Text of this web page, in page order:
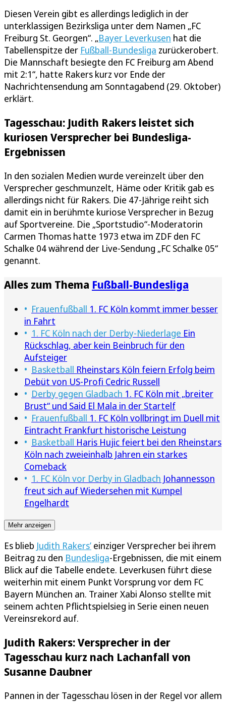
Diesen Verein gibt es allerdings lediglich in der
unterklassigen Bezirksliga unter dem Namen „FC
Freiburg St. Georgen“. „Bayer Leverkusen hat die
Tabellenspitze der Fußball-Bundesliga zurückerobert.
Die Mannschaft besiegte den FC Freiburg am Abend
mit 2:1“, hatte Rakers kurz vor Ende der
Nachrichtensendung am Sonntagabend (29. Oktober)
erklärt.
Tagesschau: Judith Rakers leistet sich
kuriosen Versprecher bei Bundesliga-
Ergebnissen
In den sozialen Medien wurde vereinzelt über den
Versprecher geschmunzelt, Häme oder Kritik gab es
allerdings nicht für Rakers. Die 47-Jährige reiht sich
damit ein in berühmte kuriose Versprecher in Bezug
auf Sportvereine. Die „Sportstudio“-Moderatorin
Carmen Thomas hatte 1973 etwa im ZDF den FC
Schalke 04 während der Live-Sendung „FC Schalke 05“
genannt.
Alles zum Thema Fußball-Bundesliga
Frauenfußball 1. FC Köln kommt immer besser
in Fahrt
1. FC Köln nach der Derby-Niederlage Ein
Rückschlag, aber kein Beinbruch für den
Aufsteiger
Basketball Rheinstars Köln feiern Erfolg beim
Debüt von US-Profi Cedric Russell
Derby gegen Gladbach 1. FC Köln mit „breiter
Brust“ und Said El Mala in der Startelf
Frauenfußball 1. FC Köln vollbringt im Duell mit
Eintracht Frankfurt historische Leistung
Basketball Haris Hujic feiert bei den Rheinstars
Köln nach zweieinhalb Jahren ein starkes
Comeback
1. FC Köln vor Derby in Gladbach Johannesson
freut sich auf Wiedersehen mit Kumpel
Engelhardt
Mehr anzeigen
Es blieb Judith Rakers’ einziger Versprecher bei ihrem
Beitrag zu den Bundesliga-Ergebnissen, die mit einem
Blick auf die Tabelle endete. Leverkusen führt diese
weiterhin mit einem Punkt Vorsprung vor dem FC
Bayern München an. Trainer Xabi Alonso stellte mit
seinem achten Pflichtspielsieg in Serie einen neuen
Vereinsrekord auf.
Judith Rakers: Versprecher in der
Tagesschau kurz nach Lachanfall von
Susanne Daubner
Pannen in der Tagesschau lösen in der Regel vor allem